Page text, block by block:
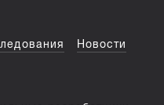
Новости